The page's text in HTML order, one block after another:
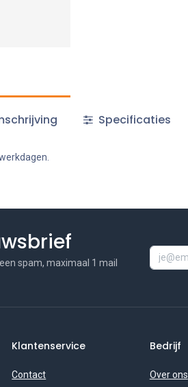
Specificaties
spam, maximaal 1 mail
Klantenservice
Contact
Bedrijf
Over ons